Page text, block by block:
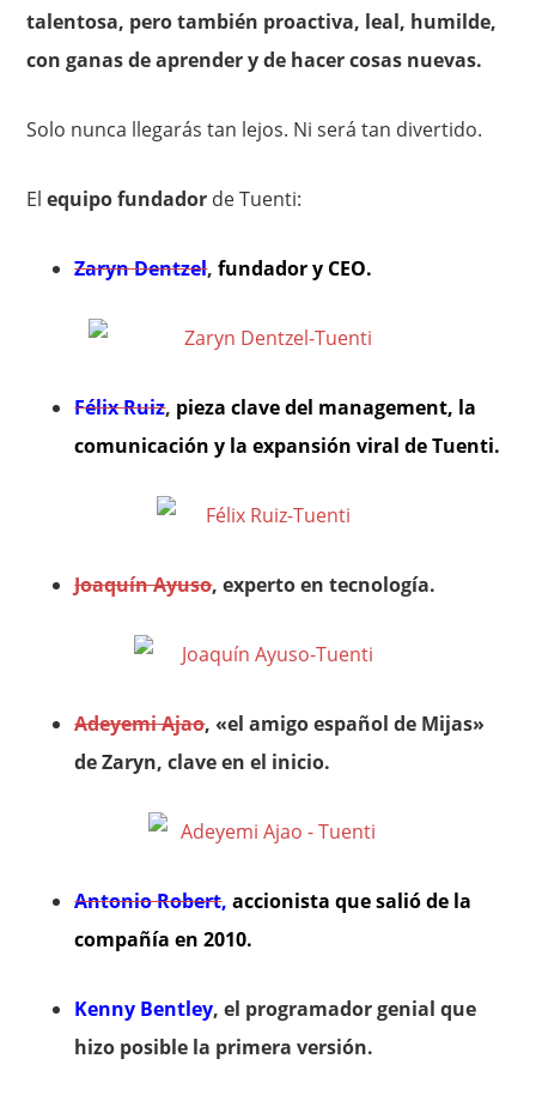
talentosa, pero también proactiva, leal, humilde,
con ganas de aprender y de hacer cosas nuevas.
Solo nunca llegarás tan lejos. Ni será tan divertido.
Elequipo fundador de Tuenti:
Zaryn Dentzel, fundador y CEO.
Félix Ruiz, pieza clave del management, la
comunicación y la expansión viral de Tuenti.
Joaquín Ayuso, experto en tecnología.
Adeyemi Ajao, «el amigo español de Mijas»
de Zaryn, clave en el inicio.
Antonio Robert,accionista que salió de la
compañía en 2010.
Kenny Bentley, el programador genial que
hizo posible la primera versión.